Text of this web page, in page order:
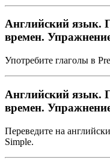
Английский язык.
времен.
Употребите глаголы в
Английский язык.
времен.
Переведите на
Simple.